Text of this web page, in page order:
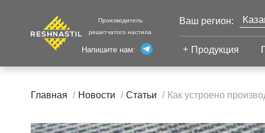
Производитель
решетчатого настила
Напишите нам:
Ваш регион:
Продукция
Настил с
Главная Новости Статьи Как устроено